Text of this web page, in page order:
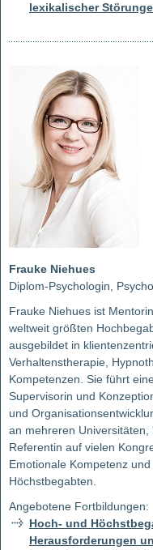
lexikalischer
Frauke Niehues
Diplom-Psychologin,
Frauke Niehues ist
weltweit größten
ausgebildet in
Verhaltenstherapie,
Kompetenzen. Sie führt
Supervisorin und
und
an mehreren
Referentin auf vielen
Emotionale Kompetenz
Höchstbegabten.
Angebotene Fortbildungen:
Hoch- und
Herausforderungen